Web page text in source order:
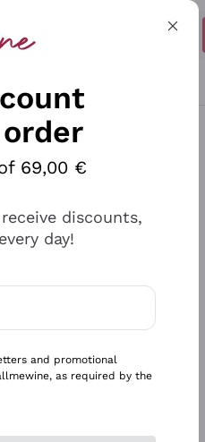
69,00 €
discounts,
day!
and promotional
as required by the